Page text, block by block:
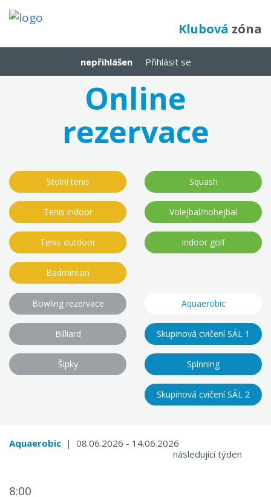
Klubová zóna
nepřihlášen Přihlásit se
Online
rezervace
Stolní tenis
Tenis indoor
Tenis outdoor
Badminton
Squash
Volejbal/nohejbal
Indoor golf
Bowling rezervace
Billiard
Šipky
Aquaerobic
Skupinová cvičení SÁL 1
Spinning
Skupinová cvičení SÁL 2
Aquaerobic | 08.06.2026 - 14.06.2026
následující týden
8:00